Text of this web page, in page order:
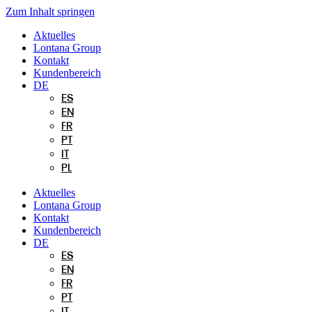
Zum Inhalt springen
Aktuelles
Lontana Group
Kontakt
Kundenbereich
DE
ES
EN
FR
PT
PL
Aktuelles
Lontana Group
Kontakt
Kundenbereich
DE
ES
EN
FR
PT